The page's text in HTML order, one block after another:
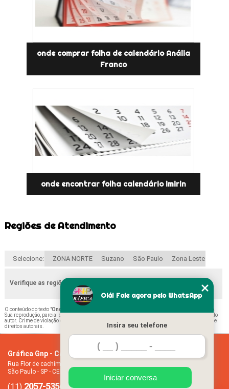
onde comprar folha de calendário Anália
Franco
onde encontrar folha calendário imirin
Regiões de Atendimento
Selecione: ZONA NORTE Suzano São Paulo Zona Leste
Verifique as regiões que atendemos
O conteúdo do texto "Onde Encontrar Calendário Folha A4 Mooca
" é de direito reservado.
Sua reprodução, parcial ou total, mesmo citando nossos links, é proibida sem a autorização do
autor. Crime de violação de direito autoral – artigo 184 do Código Penal –
Lei 9610/98 - Lei de
direitos autorais.
Gráfica Gnp - Cartão de visita
Rua Flor de cachimbo, 274 - Jardim Santana
São Paulo - SP - CEP: 08050-040
(11) 2057-5356 (11)94612-2445
Empresa
Missão
Olá! Fale agora pelo WhatsApp
Insira seu telefone
Iniciar conversa